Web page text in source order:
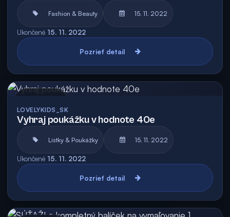
Fashion & Beauty 15. 11. 2022
Ukončené 15. 11. 2022
Pozrieť detail
LOVELYKIDS_SK
Vyhraj poukážku v hodnote 40e
Lístky & Poukážky 15. 11. 2022
Ukončené 15. 11. 2022
Pozrieť detail